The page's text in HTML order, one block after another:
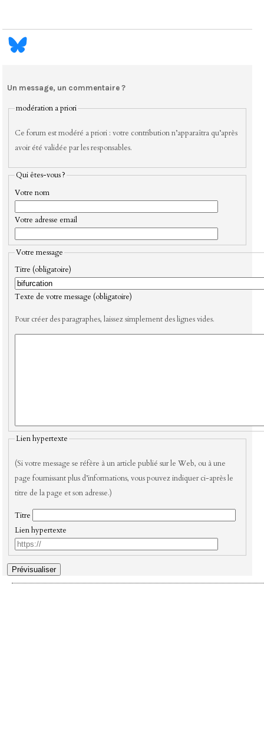
Un message, un commentaire ?
modération a priori
Ce forum est modéré a priori : votre contribution n’apparaîtra qu’après
avoir été validée par les responsables.
Qui êtes-vous ?
Votre nom
Votre adresse email
Votre message
Titre (obligatoire)
Texte de votre message (obligatoire)
Pour créer des paragraphes, laissez simplement des lignes vides.
Lien hypertexte
(Si votre message se réfère à un article publié sur le Web, ou à une
page fournissant plus d’informations, vous pouvez indiquer ci-après le
titre de la page et son adresse.)
Titre
Lien hypertexte